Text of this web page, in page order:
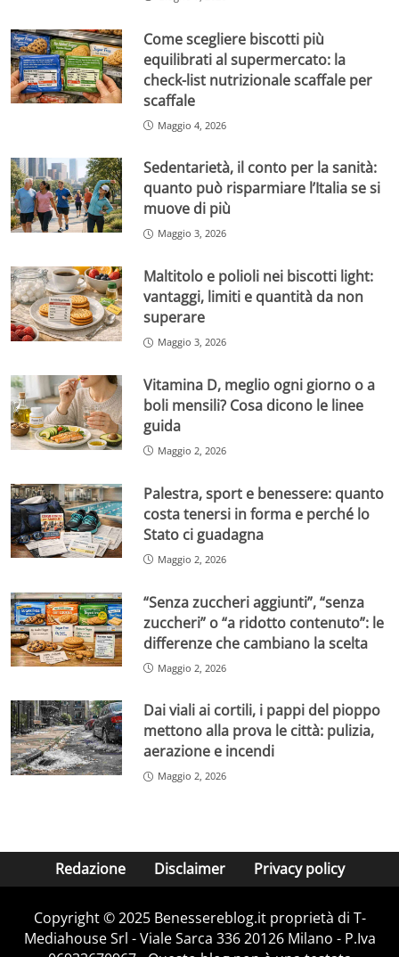
Come scegliere biscotti più
equilibrati al supermercato: la
check-list nutrizionale scaffale per
scaffale
Maggio 4, 2026
Sedentarietà, il conto per la sanità:
quanto può risparmiare l’Italia se si
muove di più
Maggio 3, 2026
Maltitolo e polioli nei biscotti light:
vantaggi, limiti e quantità da non
superare
Maggio 3, 2026
Vitamina D, meglio ogni giorno o a
boli mensili? Cosa dicono le linee
guida
Maggio 2, 2026
Palestra, sport e benessere: quanto
costa tenersi in forma e perché lo
Stato ci guadagna
Maggio 2, 2026
“Senza zuccheri aggiunti”, “senza
zuccheri” o “a ridotto contenuto”: le
differenze che cambiano la scelta
Maggio 2, 2026
Dai viali ai cortili, i pappi del pioppo
mettono alla prova le città: pulizia,
aerazione e incendi
Maggio 2, 2026
Redazione Disclaimer Privacy policy
Copyright © 2025 Benessereblog.it proprietà di T-
Mediahouse Srl - Viale Sarca 336 20126 Milano - P.Iva